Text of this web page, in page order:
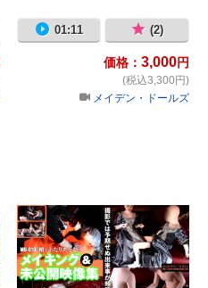
01:11 (2)
価格： 3,000円
(税込3,300円)
メイデン・ドールズ